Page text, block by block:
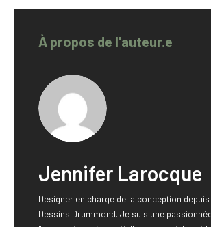
À propos de l'auteur.e
Jennifer Larocque
Designer en charge de la conception depuis
Dessins Drummond. Je suis une